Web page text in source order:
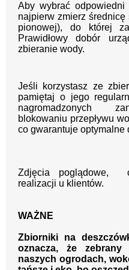
Aby wybrać odpowiedni
najpierw zmierz
pionowej), do której
Prawidłowy dobór
zbieranie wody.
Jeśli korzystasz ze
pamiętaj o jego
nagromadzonych
blokowaniu przepływu
co gwarantuje optymalne
Zdjęcia poglądowe,
realizacji u klientów.
WAŻNE
Zbiorniki na
oznacza, że zebrany
naszych ogrodach,